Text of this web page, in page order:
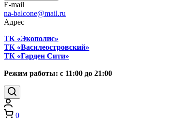
E-mail
na-balcone@mail.ru
Адрес
ТК «Экополис»
ТК «Василеостровский»
ТК «Гарден Сити»
Режим работы: с 11:00 до 21:00
0